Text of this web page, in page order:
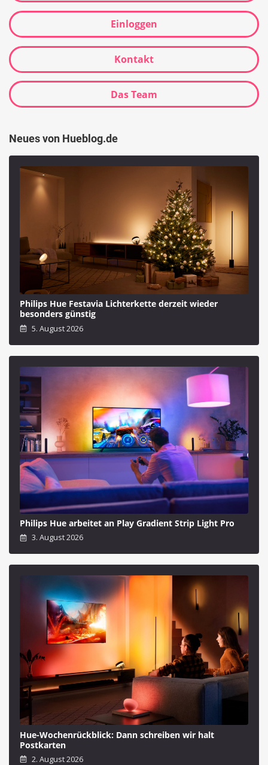
Einloggen
Kontakt
Das Team
Neues von Hueblog.de
Philips Hue Festavia Lichterkette derzeit wieder
besonders günstig
5. August 2026
Philips Hue arbeitet an Play Gradient Strip Light Pro
3. August 2026
Hue-Wochenrückblick: Dann schreiben wir halt
Postkarten
2. August 2026